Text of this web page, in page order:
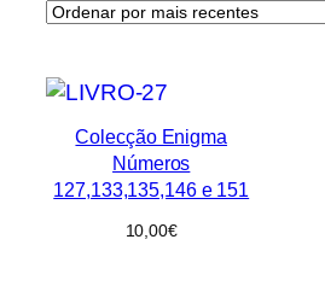
Colecção Enigma
Números
127,133,135,146 e 151
10,00€